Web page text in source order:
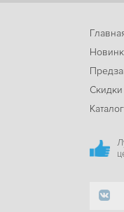
Скидки
Каталог